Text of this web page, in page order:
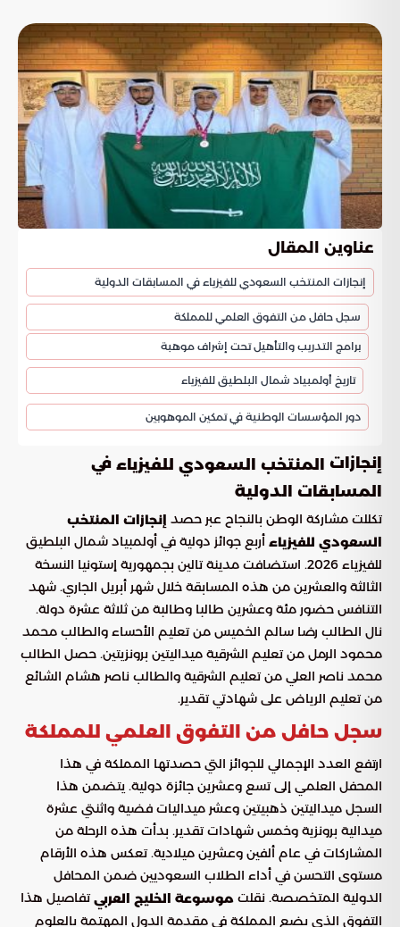
عناوين المقال
إنجازات المنتخب السعودي للفيزياء في المسابقات الدولية
سجل حافل من التفوق العلمي للمملكة
برامج التدريب والتأهيل تحت إشراف موهبة
تاريخ أولمبياد شمال البلطيق للفيزياء
دور المؤسسات الوطنية في تمكين الموهوبين
إنجازات المنتخب السعودي للفيزياء في
المسابقات الدولية
تكللت مشاركة الوطن بالنجاح عبر حصد إنجازات المنتخب
السعودي للفيزياء أربع جوائز دولية في أولمبياد شمال البلطيق
للفيزياء 2026. استضافت مدينة تالين بجمهورية إستونيا النسخة
الثالثة والعشرين من هذه المسابقة خلال شهر أبريل الجاري. شهد
التنافس حضور مئة وعشرين طالبا وطالبة من ثلاثة عشرة دولة.
نال الطالب رضا سالم الخميس من تعليم الأحساء والطالب محمد
محمود الرمل من تعليم الشرقية ميداليتين برونزيتين. حصل الطالب
محمد ناصر العلي من تعليم الشرقية والطالب ناصر هشام الشائع
من تعليم الرياض على شهادتي تقدير.
سجل حافل من التفوق العلمي للمملكة
ارتفع العدد الإجمالي للجوائز التي حصدتها المملكة في هذا
المحفل العلمي إلى تسع وعشرين جائزة دولية. يتضمن هذا
السجل ميداليتين ذهبيتين وعشر ميداليات فضية واثنتي عشرة
ميدالية برونزية وخمس شهادات تقدير. بدأت هذه الرحلة من
المشاركات في عام ألفين وعشرين ميلادية. تعكس هذه الأرقام
مستوى التحسن في أداء الطلاب السعوديين ضمن المحافل
الدولية المتخصصة. نقلت موسوعة الخليج العربيتفاصيل هذا
التفوق الذي يضع المملكة في مقدمة الدول المهتمة بالعلوم